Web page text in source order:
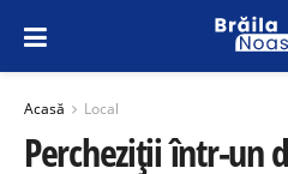
Acasă Local
Percheziții într-un